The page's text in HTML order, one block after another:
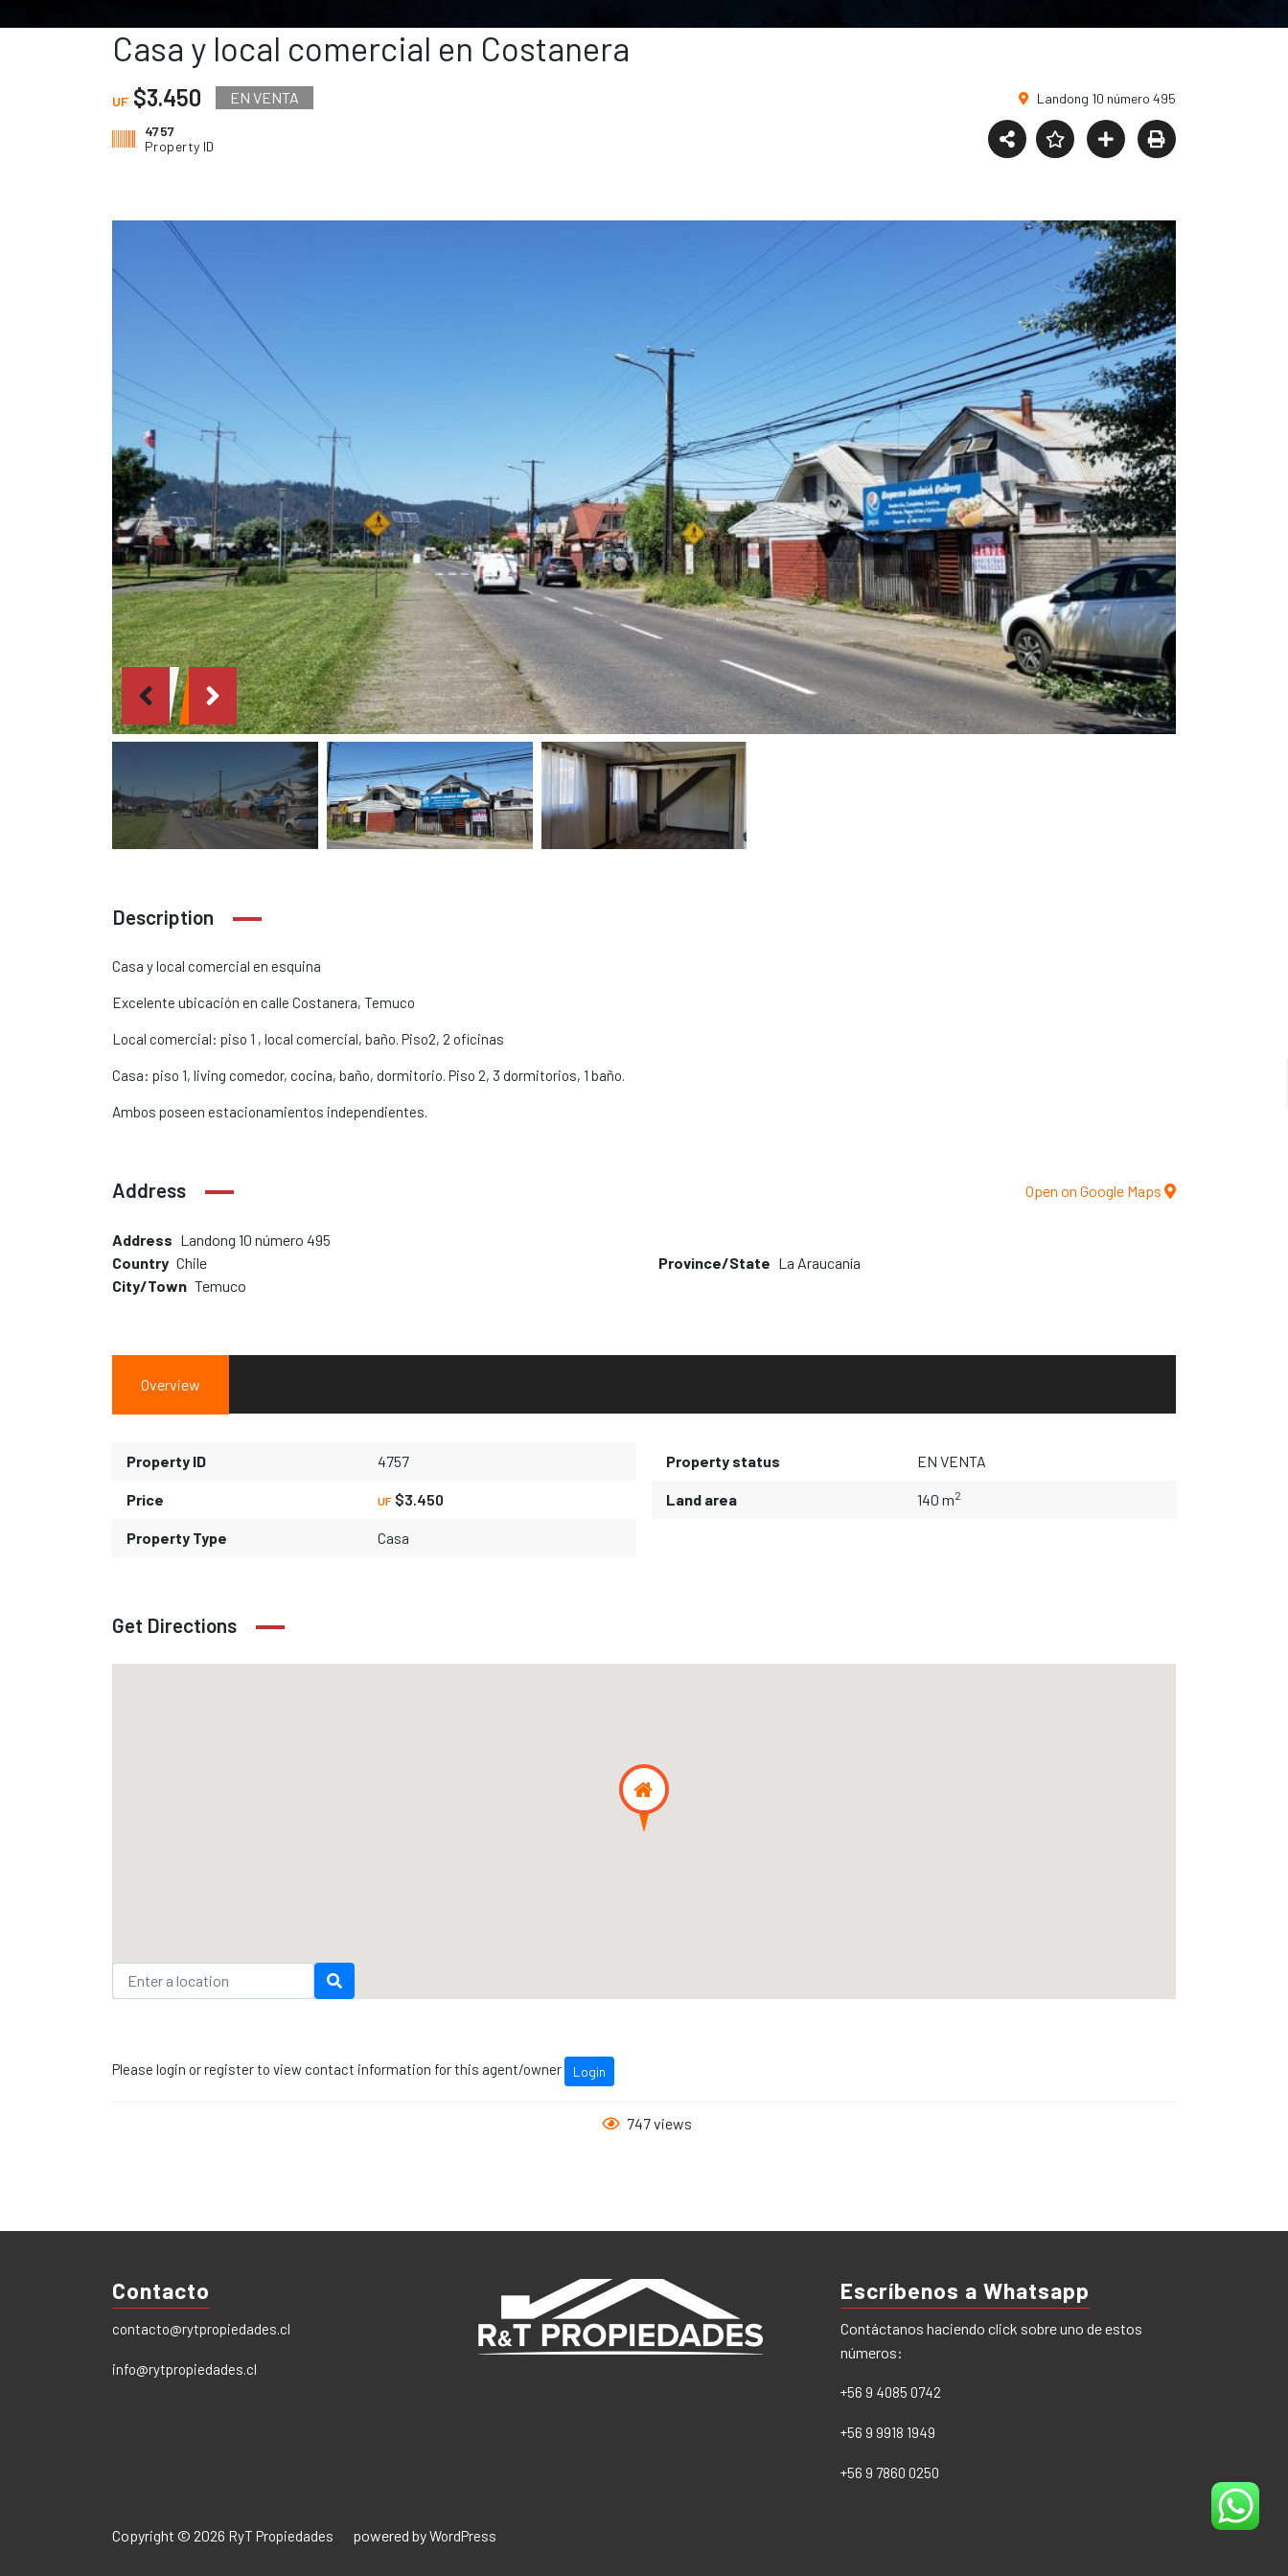
Casa y local comercial en Costanera
UF $3.450 EN VENTA Landong 10 número 495
4757
Property ID
Description
Casa y local comercial en esquina
Excelente ubicación en calle Costanera, Temuco
Local comercial: piso 1 , local comercial, baño. Piso2, 2 oficinas
Casa: piso 1, living comedor, cocina, baño, dormitorio. Piso 2, 3 dormitorios, 1 baño.
Ambos poseen estacionamientos independientes.
Address
Address Landong 10 número 495
Country Chile Province/State La Araucanía
City/Town Temuco
Open on Google Maps
Overview
Property ID 4757
Price UF $3.450
Property Type Casa
Property status EN VENTA
Land area 140 m2
Get Directions
Please login or register to view contact information for this agent/owner Login
747 views
Contacto
contacto@rytpropiedades.cl
info@rytpropiedades.cl
Escríbenos a Whatsapp
Contáctanos haciendo click sobre uno de estos
números:
+56 9 4085 0742
+56 9 9918 1949
+56 9 7860 0250
Copyright © 2026 RyT Propiedades powered byWordPress